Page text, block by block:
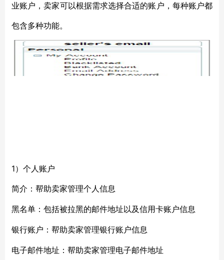
业账户，卖家可以根据需求选择合适的账户，每种账户都
包含多种功能。
1）个人账户
简介：帮助卖家管理个人信息
黑名单：包括被拉黑的邮件地址以及信用卡账户信息
银行账户：帮助卖家管理银行账户信息
电子邮件地址：帮助卖家管理电子邮件地址